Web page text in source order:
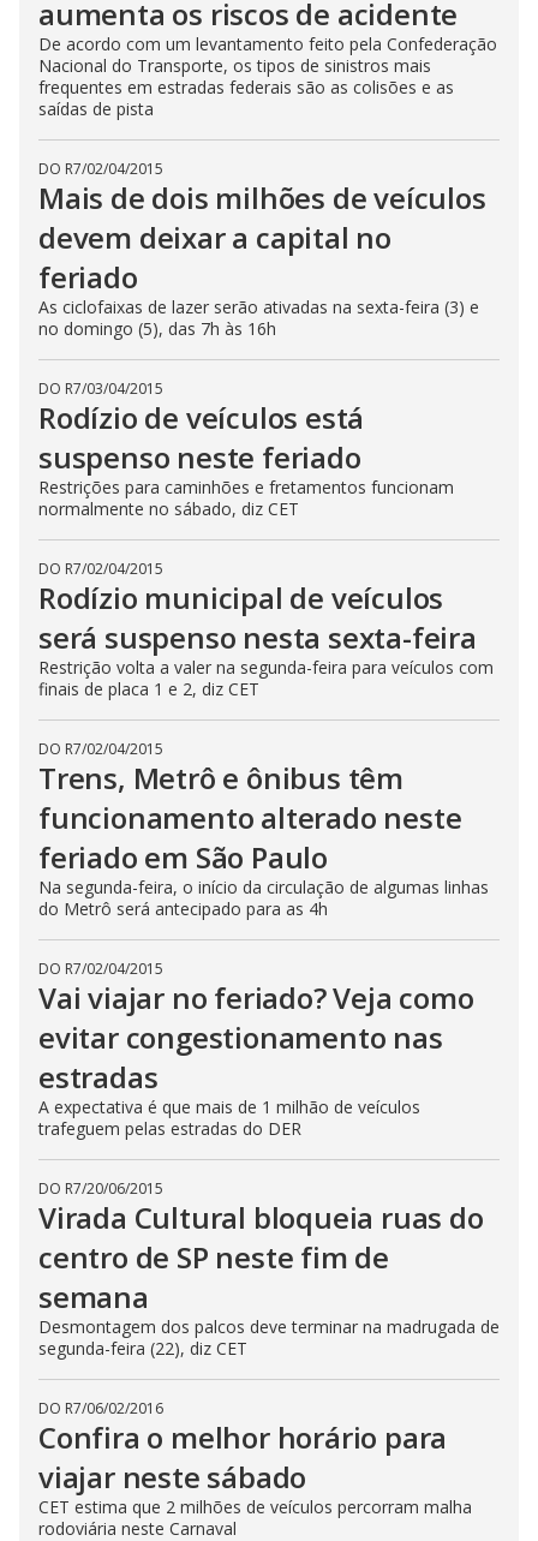
aumenta os riscos de acidente
De acordo com um levantamento feito pela Confederação
Nacional do Transporte, os tipos de sinistros mais
frequentes em estradas federais são as colisões e as
saídas de pista
DO R7/02/04/2015
Mais de dois milhões de veículos
devem deixar a capital no
feriado
As ciclofaixas de lazer serão ativadas na sexta-feira (3) e
no domingo (5), das 7h às 16h
DO R7/03/04/2015
Rodízio de veículos está
suspenso neste feriado
Restrições para caminhões e fretamentos funcionam
normalmente no sábado, diz CET
DO R7/02/04/2015
Rodízio municipal de veículos
será suspenso nesta sexta-feira
Restrição volta a valer na segunda-feira para veículos com
finais de placa 1 e 2, diz CET
DO R7/02/04/2015
Trens, Metrô e ônibus têm
funcionamento alterado neste
feriado em São Paulo
Na segunda-feira, o início da circulação de algumas linhas
do Metrô será antecipado para as 4h
DO R7/02/04/2015
Vai viajar no feriado? Veja como
evitar congestionamento nas
estradas
A expectativa é que mais de 1 milhão de veículos
trafeguem pelas estradas do DER
DO R7/20/06/2015
Virada Cultural bloqueia ruas do
centro de SP neste fim de
semana
Desmontagem dos palcos deve terminar na madrugada de
segunda-feira (22), diz CET
DO R7/06/02/2016
Confira o melhor horário para
viajar neste sábado
CET estima que 2 milhões de veículos percorram malha
rodoviária neste Carnaval